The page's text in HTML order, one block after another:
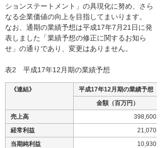
ションステートメント」の具現化に努め、さら
なる企業価値の向上を目指してまいります。
なお、通期の業績予想は平成17年7月21日に発
表しました「業績予想の修正に関するお知ら
せ」の通りであり、変更はありません。
表2 平成17年12月期の業績予想
《連結》
平成17年12月期の業績予想
金額（百万円）
売上高
398,600
経常利益
21,070
当期純利益
10,930